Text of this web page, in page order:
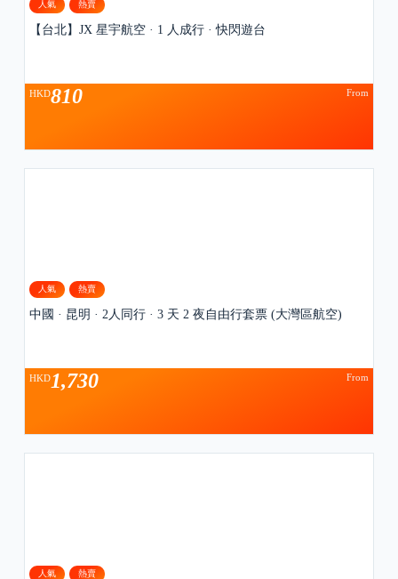
人氣 熱賣
【台北】JX 星宇航空 · 1 人成行 · 快閃遊台
From
HKD810
人氣 熱賣
中國 · 昆明 · 2人同行 · 3 天 2 夜自由行套票 (大灣區航空)
From
HKD1,730
人氣 熱賣